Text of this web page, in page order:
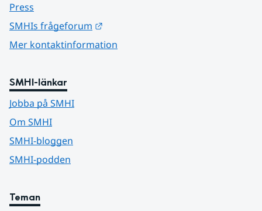
Press
SMHIs frågeforum
Mer kontaktinformation
SMHI-länkar
Jobba på SMHI
Om SMHI
SMHI-bloggen
SMHI-podden
Teman